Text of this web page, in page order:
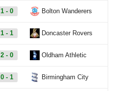
1 - 0 Bolton Wanderers
1 - 1 Doncaster Rovers
2 - 0 Oldham Athletic
0 - 1 Birmingham City